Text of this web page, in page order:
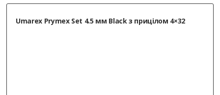
Umarex Prymex Set 4.5 мм Black з прицілом 4×32